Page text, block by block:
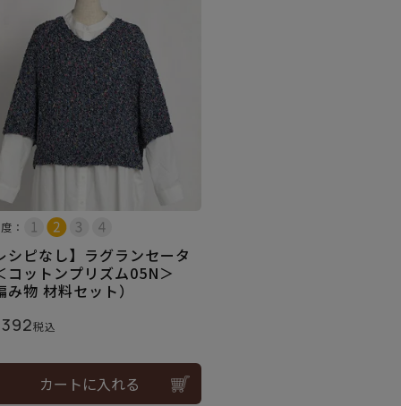
：
シピなし】ラグランセータ
コットンプリズム05N＞
み物 材料セット）
税込
カートに入れる